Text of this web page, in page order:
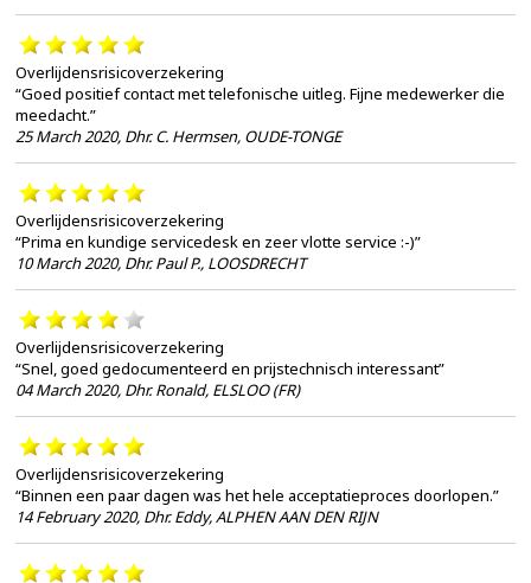
Overlijdensrisicoverzekering
“Goed positief contact met telefonische uitleg. Fijne medewerker die
meedacht.”
25 March 2020, Dhr. C. Hermsen, OUDE-TONGE
Overlijdensrisicoverzekering
“Prima en kundige servicedesk en zeer vlotte service :-)”
10 March 2020, Dhr. Paul P., LOOSDRECHT
Overlijdensrisicoverzekering
“Snel, goed gedocumenteerd en prijstechnisch interessant”
04 March 2020, Dhr. Ronald, ELSLOO (FR)
Overlijdensrisicoverzekering
“Binnen een paar dagen was het hele acceptatieproces doorlopen.”
14 February 2020, Dhr. Eddy, ALPHEN AAN DEN RIJN